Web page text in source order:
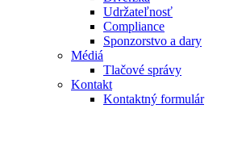
Udržateľnosť
Compliance
Sponzorstvo a dary
Médiá
Tlačové správy
Kontakt
Kontaktný formulár